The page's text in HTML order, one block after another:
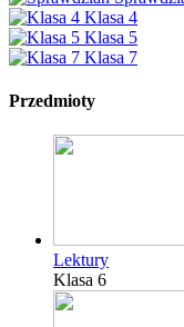
Klasa 4
Klasa 5
Klasa 7
Przedmioty
Lektury
Klasa 6